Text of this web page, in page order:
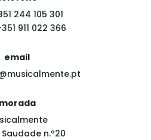
244 105 301
911 022 366
email
morada
n.º20